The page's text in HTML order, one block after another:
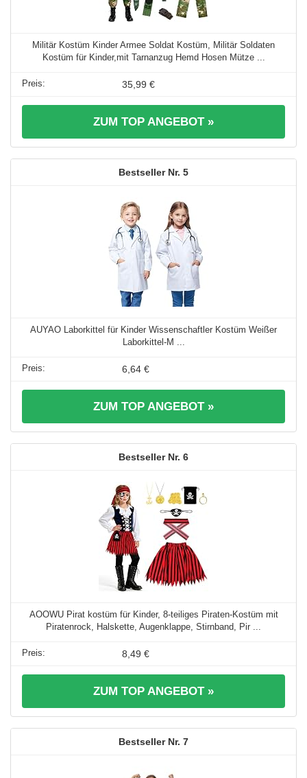
Militär Kostüm Kinder Armee Soldat Kostüm, Militär Soldaten
Kostüm für Kinder,mit Tarnanzug Hemd Hosen Mütze ...
35,99 €
ZUM TOP ANGEBOT »
5
AUYAO Laborkittel für Kinder Wissenschaftler Kostüm Weißer
Laborkittel-M ...
6,64 €
ZUM TOP ANGEBOT »
6
AOOWU Pirat kostüm für Kinder, 8-teiliges Piraten-Kostüm mit
Piratenrock, Halskette, Augenklappe, Stirnband, Pir ...
8,49 €
ZUM TOP ANGEBOT »
7